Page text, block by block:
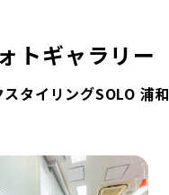
トギャラリー
タイリングSOLO 浦和